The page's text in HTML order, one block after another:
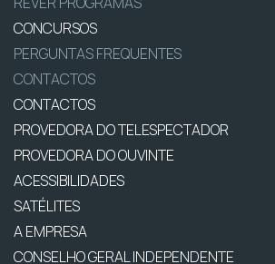
CONCURSOS
PERGUNTAS FREQUENTES
CONTACTOS
CONTACTOS
PROVEDORA DO TELESPECTADOR
PROVEDORA DO OUVINTE
ACESSIBILIDADES
SATÉLITES
A EMPRESA
CONSELHO GERAL INDEPENDENTE